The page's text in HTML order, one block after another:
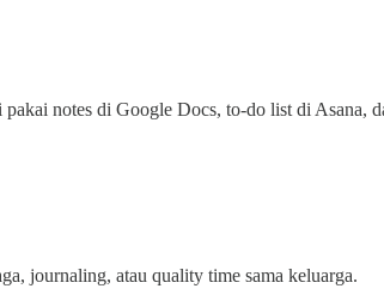
notes di Google Docs, to-do list di Asana,
journaling, atau quality time sama keluarga.